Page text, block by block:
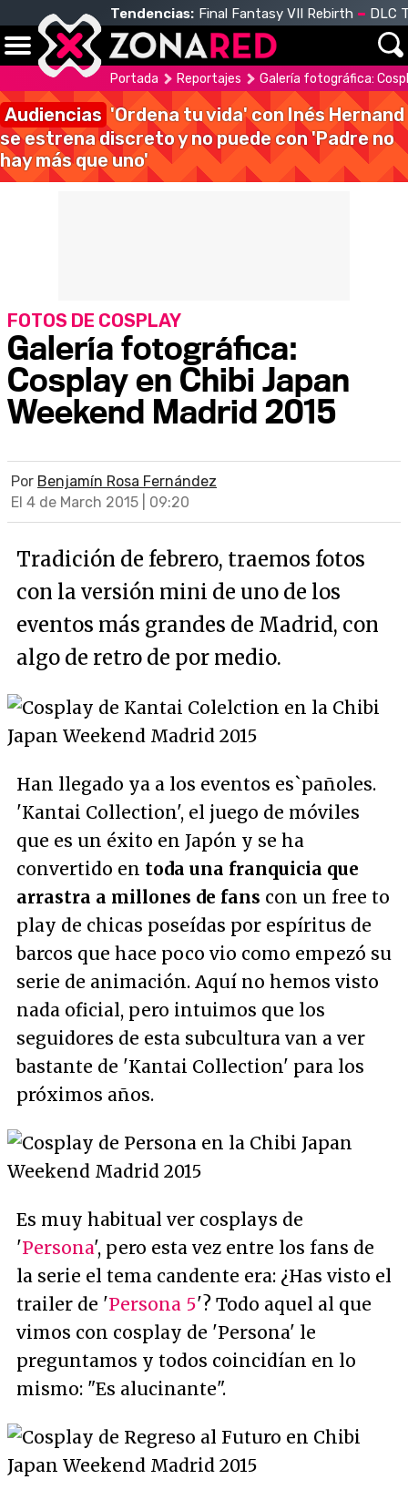
Tendencias: Final Fantasy VII Rebirth DLC
Portada Reportajes Galería fotográfica:
Audiencias 'Ordena tu vida' con Inés Hernand
se estrena discreto y no puede con 'Padre no
hay más que uno'
Galería fotográfica:
Cosplay en Chibi Japan
Weekend Madrid 2015
FOTOS DE COSPLAY
Por Benjamín Rosa Fernández
El 4 de March 2015 | 09:20
Tradición de febrero, traemos fotos
con la versión mini de uno de los
eventos más grandes de Madrid, con
algo de retro de por medio.
Han llegado ya a los eventos es`pañoles.
'Kantai Collection', el juego de móviles
que es un éxito en Japón y se ha
convertido en toda una franquicia que
arrastra a millones de fans con un free to
play de chicas poseídas por espíritus de
barcos que hace poco vio como empezó su
serie de animación. Aquí no hemos visto
nada oficial, pero intuimos que los
seguidores de esta subcultura van a ver
bastante de 'Kantai Collection' para los
próximos años.
Es muy habitual ver cosplays de
'Persona', pero esta vez entre los fans de
la serie el tema candente era: ¿Has visto el
trailer de 'Persona 5'? Todo aquel al que
vimos con cosplay de 'Persona' le
preguntamos y todos coincidían en lo
mismo: "Es alucinante".